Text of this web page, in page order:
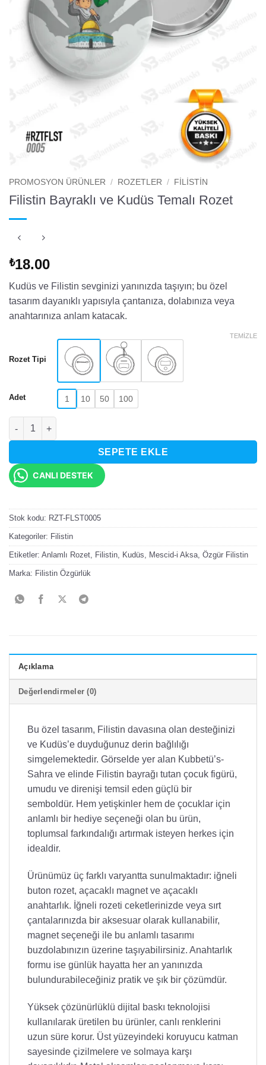
PROMOSYON ÜRÜNLER / ROZETLER / FILISTIN
Filistin Bayraklı ve Kudüs Temalı Rozet
₺18.00
Kudüs ve Filistin sevginizi yanınızda taşıyın; bu özel
tasarım dayanıklı yapısıyla çantanıza, dolabınıza veya
anahtarınıza anlam katacak.
Rozet Tipi
Adet 1 10 50 100
TEMIZLE
Filistin Bayraklı ve Kudüs Temalı Rozet adet
SEPETE EKLE
CANLI DESTEK
Stok kodu: RZT-FLST0005
Kategoriler: Filistin
Etiketler: Anlamlı Rozet, Filistin, Kudüs, Mescid-i Aksa, Özgür Filistin
Marka: Filistin Özgürlük
Açıklama
Değerlendirmeler (0)
Bu özel tasarım, Filistin davasına olan desteğinizi
ve Kudüs’e duyduğunuz derin bağlılığı
simgelemektedir. Görselde yer alan Kubbetü’s-
Sahra ve elinde Filistin bayrağı tutan çocuk figürü,
umudu ve direnişi temsil eden güçlü bir
semboldür. Hem yetişkinler hem de çocuklar için
anlamlı bir hediye seçeneği olan bu ürün,
toplumsal farkındalığı artırmak isteyen herkes için
idealdir.
Ürünümüz üç farklı varyantta sunulmaktadır: iğneli
buton rozet, açacaklı magnet ve açacaklı
anahtarlık. İğneli rozeti ceketlerinizde veya sırt
çantalarınızda bir aksesuar olarak kullanabilir,
magnet seçeneği ile bu anlamlı tasarımı
buzdolabınızın üzerine taşıyabilirsiniz. Anahtarlık
formu ise günlük hayatta her an yanınızda
bulundurabileceğiniz pratik ve şık bir çözümdür.
Yüksek çözünürlüklü dijital baskı teknolojisi
kullanılarak üretilen bu ürünler, canlı renklerini
uzun süre korur. Üst yüzeyindeki koruyucu katman
sayesinde çizilmelere ve solmaya karşı